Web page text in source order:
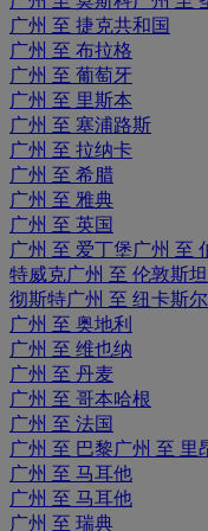
广州 至 捷克共和国
广州 至 布拉格
广州 至 葡萄牙
广州 至 里斯本
广州 至 塞浦路斯
广州 至 拉纳卡
广州 至 希腊
广州 至 雅典
广州 至 英国
广州 至 爱丁堡广州 至
特威克广州 至 伦敦斯
彻斯特广州 至 纽卡斯尔
广州 至 奥地利
广州 至 维也纳
广州 至 丹麦
广州 至 哥本哈根
广州 至 法国
广州 至 巴黎广州 至 里
广州 至 马耳他
广州 至 马耳他
广州 至 瑞典